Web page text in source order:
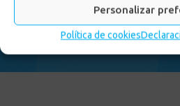
Personalizar
Política de cookies
-Años Vitales en
la edad adulta